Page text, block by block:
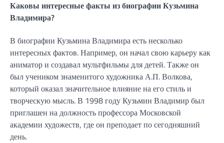
Каковы интересные факты из биографии Кузьмина
Владимира?
В биографии Кузьмина Владимира есть несколько
интересных фактов. Например, он начал свою карьеру как
аниматор и создавал мультфильмы для детей. Также он
был учеником знаменитого художника А.П. Волкова,
который оказал значительное влияние на его стиль и
творческую мысль. В 1998 году Кузьмин Владимир был
приглашен на должность профессора Московской
академии художеств, где он преподает по сегодняшний
день.